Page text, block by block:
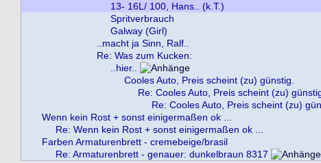
13- 16L/ 100, Hans.. (k.T.)
Spritverbrauch
Galway (Girl)
..macht ja Sinn, Ralf..
Re: Was zum Kucken:
..hier..
Cooles Auto, Preis scheint (zu) günstig.
Re: Cooles Auto, Preis scheint (zu)
Re: Cooles Auto, Preis scheint (zu)
Wenn kein Rost + sonst einigermaßen ok ...
Re: Wenn kein Rost + sonst einigermaßen ok ...
Farben Armaturenbrett - cremebeige/brasil
Re: Armaturenbrett - genauer: dunkelbraun 8317